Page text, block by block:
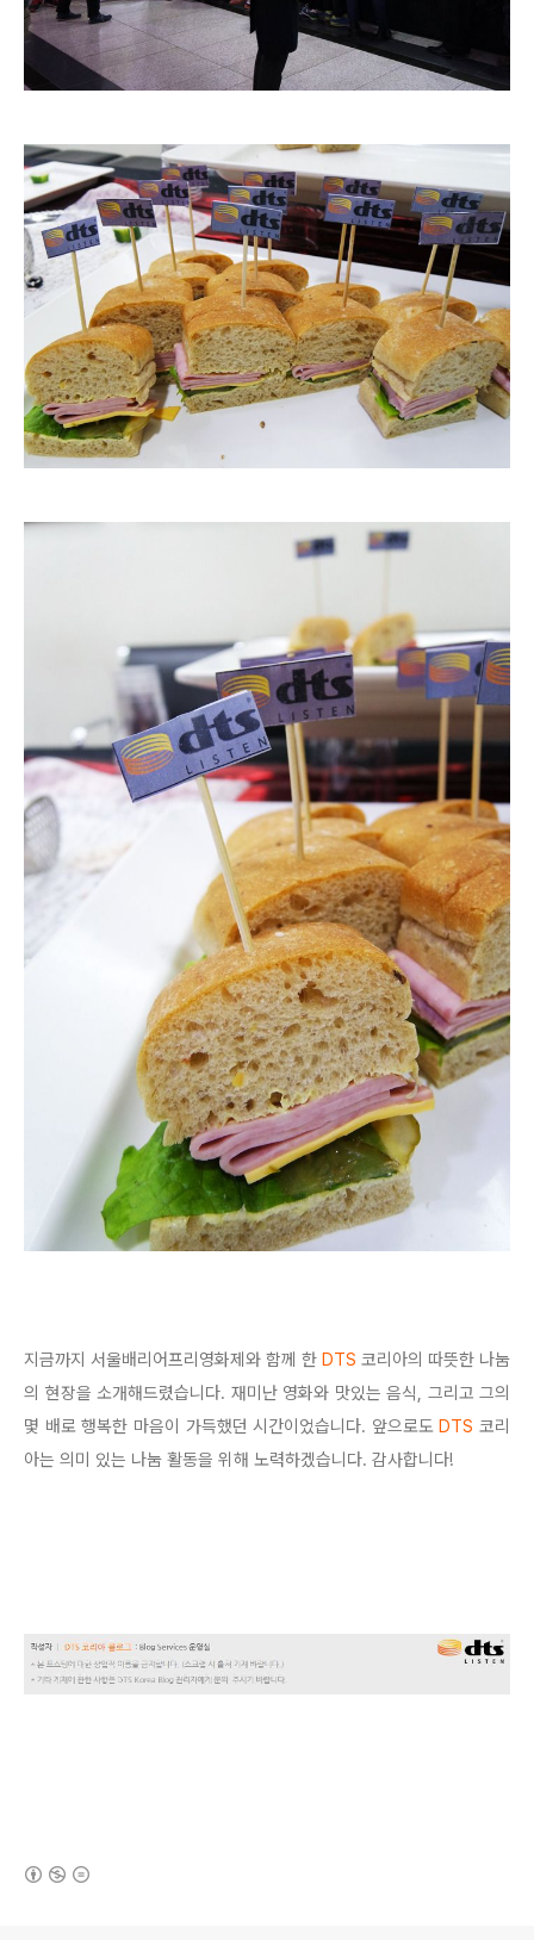
지금까지 서울배리어프리영화제와 함께 한 DTS 코리아의 따뜻한 나눔
의 현장을 소개해드렸습니다. 재미난 영화와 맛있는 음식, 그리고 그의
몇 배로 행복한 마음이 가득했던 시간이었습니다. 앞으로도DTS 코리
아는 의미 있는 나눔 활동을 위해 노력하겠습니다. 감사합니다!